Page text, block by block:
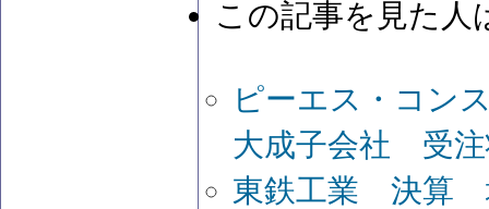
この記事を見た人
ピーエス・コ
大成子会社 受注
東鉄工業 決算